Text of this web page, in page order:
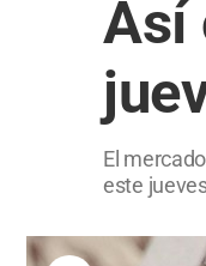
Así
El
este